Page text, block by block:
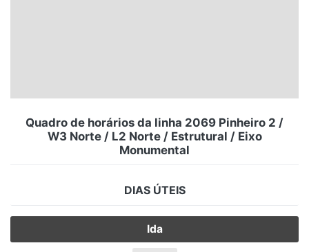
Quadro de horários da linha 2069 Pinheiro 2 /
W3 Norte / L2 Norte / Estrutural / Eixo
Monumental
DIAS ÚTEIS
Ida